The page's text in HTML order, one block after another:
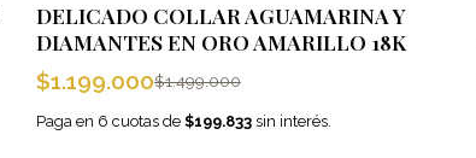
DELICADO COLLAR AGUAMARINA Y
DIAMANTES EN ORO AMARILLO 18K
$1.199.000$1.499.000
Paga en 6 cuotas de $199.833sin interés.